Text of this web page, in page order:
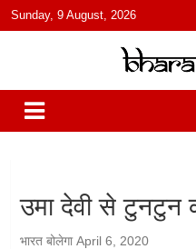
content
Sunday, 9 August, 2026
हिंदी में समाचार, विचार, ऑडियो,
India: News, Views, Info, Trends
और पॉडकास्ट
उमा देवी से टुनटुन
भारत बोलेगा April 6, 2020